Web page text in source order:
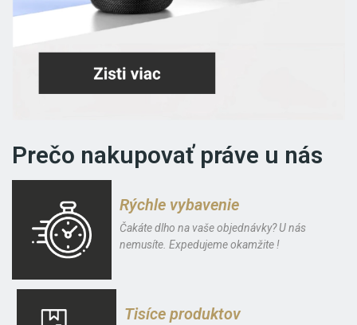
Prečo nakupovať práve u nás
Rýchle vybavenie
Čakáte dlho na vaše objednávky? U nás
nemusíte. Expedujeme okamžite !
Tisíce produktov